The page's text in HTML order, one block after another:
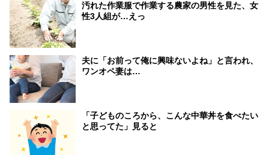
汚れた作業服で作業する農家の男性を見た、女
性3人組が…えっ
夫に「お前って俺に興味ないよね」と言われ、
ワンオペ妻は…
「子どものころから、こんな中華丼を食べたい
と思ってた」見ると